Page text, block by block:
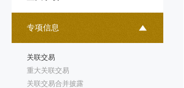
专项信息
关联交易
重大关联交易
关联交易合并披露